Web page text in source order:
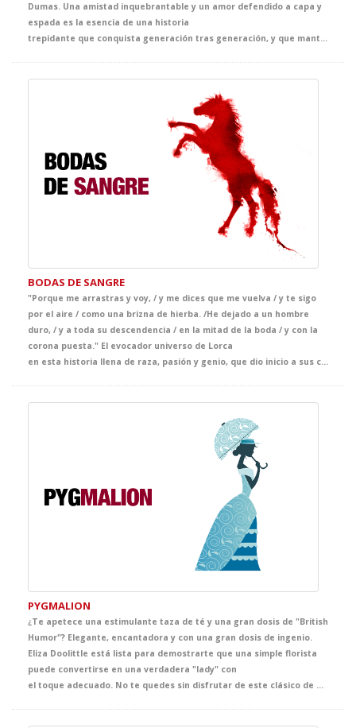
Dumas. Una amistad inquebrantable y un amor defendido a capa y
espada es la esencia de una historia
trepidante que conquista generación tras generación, y que mantendrá a tus alumnos expectantes y en guardia durante todo el espectáculo. Acompaña a D'Artagnan y a sus tres inseparables amigos en la misión más audaz de la temporada, y disfruta con tus alumnos de la magia del teatro y de los clásicos más populares.
BODAS DE SANGRE
"Porque me arrastras y voy, / y me dices que me vuelva / y te sigo
por el aire / como una brizna de hierba. /He dejado a un hombre
duro, / y a toda su descendencia / en la mitad de la boda / y con la
corona puesta." El evocador universo de Lorca
en esta historia llena de raza, pasión y genio, que dio inicio a sus conocidos dramas rurales. Ven y haz que tus alumnos sientan dónde empieza la leyenda lorquiana. Una puesta en escena donde el simbolismo está cuidado al detalle y que supondrá una oportunidad única para apreciar nuestro mejor teatro.
PYGMALION
¿Te apetece una estimulante taza de té y una gran dosis de "British
Humor"? Elegante, encantadora y con una gran dosis de ingenio.
Eliza Doolittle está lista para demostrarte que una simple florista
puede convertirse en una verdadera "lady" con
el toque adecuado. No te quedes sin disfrutar de este clásico de Broadway inspirado en el gran George Bernard Shaw que transportará a tus alumnos a la Inglaterra eduardiana en la lección de Inglés más emocionante del curso.